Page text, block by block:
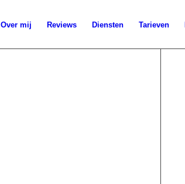
Over mij Reviews Diensten Tarieven